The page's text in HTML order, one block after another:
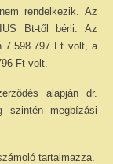
rendelkezik. Az
Bt-től bérli. Az
7.598.797 Ft volt, a
Ft volt.
alapján dr.
szintén megbízási
tartalmazza.